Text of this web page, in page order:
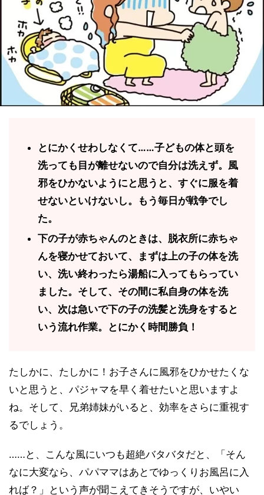
とにかくせわしなくて……子どもの体と頭を
洗っても目が離せないので自分は洗えず。風
邪をひかないようにと思うと、すぐに服を着
せないといけないし。もう毎日が戦争でし
た。
下の子が赤ちゃんのときは、脱衣所に赤ちゃ
んを寝かせておいて、まずは上の子の体を洗
い、洗い終わったら湯船に入ってもらってい
ました。そして、その間に私自身の体を洗
い、次は急いで下の子の洗髪と洗身をすると
いう流れ作業。とにかく時間勝負！
たしかに、たしかに！お子さんに風邪をひかせたくな
いと思うと、パジャマを早く着せたいと思いますよ
ね。そして、兄弟姉妹がいると、効率をさらに重視す
るでしょう。
……と、こんな風にいつも超絶バタバタだと、「そん
なに大変なら、パパママはあとでゆっくりお風呂に入
れば？」という声が聞こえてきそうですが、いやい